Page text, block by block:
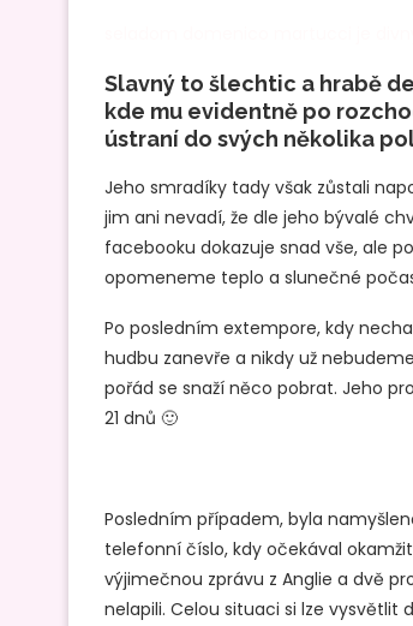
Slavný to šlechtic a hrabě
kde mu evidentně po
ústraní do svých několika
Jeho smradíky tady však zůstali
jim ani nevadí, že dle jeho bývalé
facebooku dokazuje snad vše, ale
opomeneme teplo a slunečné
Po posledním extempore, kdy
hudbu zanevře a nikdy už
pořád se snaží něco pobrat. Jeho
21 dnů 🙂
Posledním případem, byla
telefonní číslo, kdy očekával
výjimečnou zprávu z Anglie a dvě
nelapili. Celou situaci si lze vysvětlit